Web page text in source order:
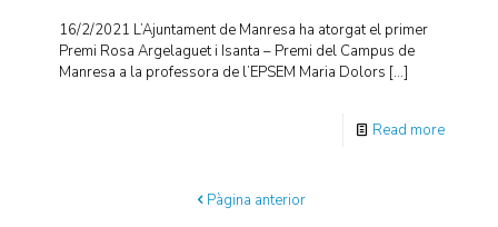
16/2/2021 L’Ajuntament de Manresa ha atorgat el primer
Premi Rosa Argelaguet i Isanta – Premi del Campus de
Manresa a la professora de l’EPSEM Maria Dolors […]
Read more
Pàgina anterior